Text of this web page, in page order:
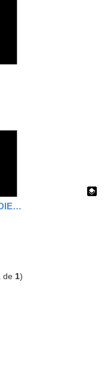
¿POR QUÉ SE CAEN LOS DIENTES? PROYECTO
de 1)